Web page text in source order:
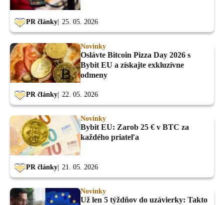
PR články 25. 05. 2026
Novinky
Oslávte Bitcoin Pizza Day 2026 s
Bybit EU a získajte exkluzívne
odmeny
PR články 22. 05. 2026
Novinky
Bybit EU: Zarob 25 € v BTC za
každého priateľa
PR články 21. 05. 2026
Novinky
Už len 5 týždňov do uzávierky: Takto